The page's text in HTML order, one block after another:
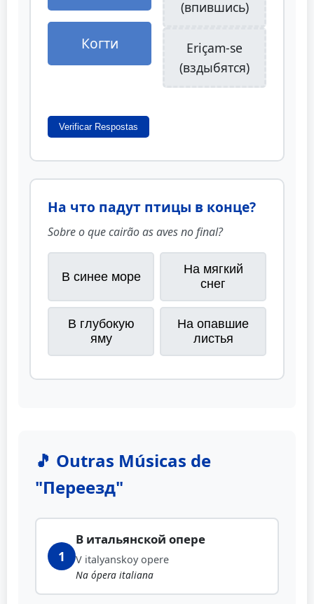
Когти
(впившись)
Eriçam-se
(вздыбятся)
Verificar Respostas
На что падут птицы в конце?
Sobre o que cairão as aves no final?
В синее море
На мягкий
снег
В глубокую
яму
На опавшие
листья
🎵 Outras Músicas de
"Переезд"
1
В итальянской опере
V italyanskoy opere
Na ópera italiana